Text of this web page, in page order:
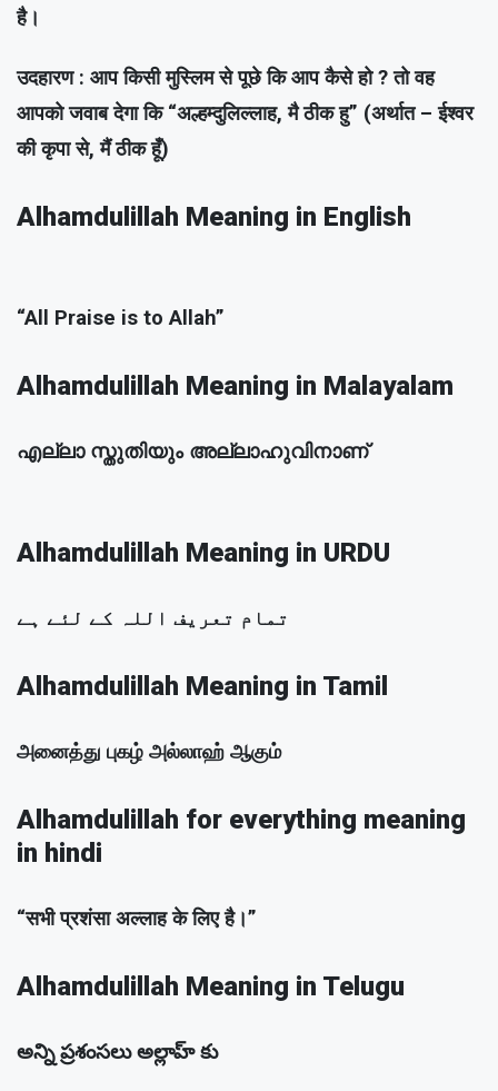
है।
उदहारण : आप किसी मुस्लिम से पूछे कि आप कैसे हो ? तो वह
आपको जवाब देगा कि “अल्हम्दुलिल्लाह, मै ठीक हु” (अर्थात – ईश्वर
की कृपा से, मैं ठीक हूँ)
Alhamdulillah Meaning in English
“All Praise is to Allah”
Alhamdulillah Meaning in Malayalam
എല്ലാ സ്തുതിയും അല്ലാഹുവിനാണ്
Alhamdulillah Meaning in URDU
تمام تعریف اللہ کے لئے ہے
Alhamdulillah Meaning in Tamil
அனைத்து புகழ் அல்லாஹ் ஆகும்
Alhamdulillah for everything meaning
in hindi
“सभी प्रशंसा अल्लाह के लिए है।”
Alhamdulillah Meaning in Telugu
అన్ని ప్రశంసలు అల్లాహ్ కు